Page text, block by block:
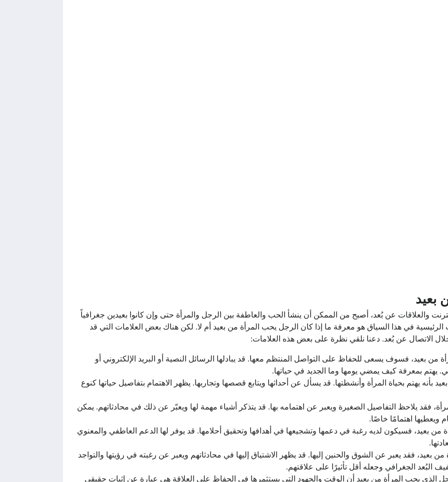
بعيد
والعلاقات عن بُعد، أصبح من الممكن أن ينشأ الحب والعاطفة بين الرجل والمرأة حتى وإن كانوا بعيدين جغرافياً
في هذا السياق هو معرفة ما إذا كان الرجل يحب المرأة من بعيد أم لا. لكن هناك بعض العلامات التي قد
عن بُعد. دعنا نلقي نظرة على بعض هذه العلامات:
من بعيد، فسوف يسعى للحفاظ على التواصل المنتظم معها. قد يبادلها الرسائل النصية أو البريد الإلكتروني أو
يهتم بمعرفة كيف يمضي يومها وما الجديد في حياتها.
بأنه يهتم بحياة المرأة وأنشطتها. قد يسأل عن أحداثها ويتابع قصصها وتجاربها. يظهر الاهتمام بتفاصيل حياتها كنوع
فقد يلاحظ التفاصيل الصغيرة ويعبر عن اهتمامه بها. قد يتذكر أشياء مهمة لها ويعبّر عن ذلك في محادثاتهم. يمكن
ويعطيها اهتمامًا خاصًا.
من بعيد، فسيكون لديه رغبة في دعمها وتشجيعها في أهدافها وتحقيق أحلامها. قد يوفر لها الدعم العاطفي والمعنوي
بعيد، فقد يعبر عن الشوق والحنين إليها. قد يظهر الاشتياق إليها في محادثاتهم ويعبر عن رغبته في رؤيتها والتواجد
البُعد الجغرافي وجعله أقل تأثيرًا على علاقتهم.
الذي يحب المرأة من بعيد أن الوقت والجهود التي يستثمرها في الحفاظ على العلاقة هي عبارة عن إثبات حقيقي